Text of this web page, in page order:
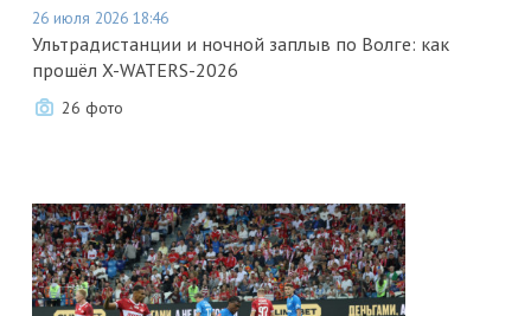
26 июля 2026 18:46
Ультрадистанции и ночной заплыв по Волге: как
прошёл X-WATERS-2026
26 фото